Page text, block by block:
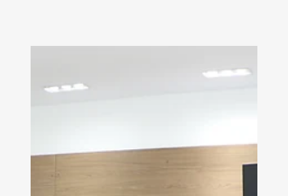
proyecto de ley
del Presupuesto